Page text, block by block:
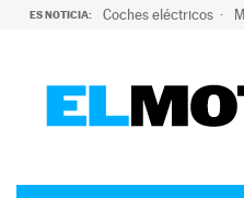
ES NOTICIA: Coches eléctricos
ELÉCTRICOS